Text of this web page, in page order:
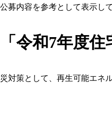
募内容を参考として表示し
令和7年度住
対策として、再生可能エネ